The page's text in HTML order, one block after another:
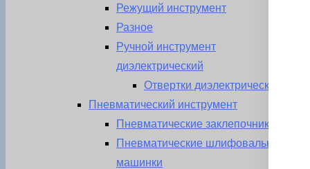
Режущий инструмент
Разное
Ручной инструмент
диэлектрический
Отвертки диэлектрические
Пневматический инструмент
Пневматические заклепочники
Пневматические шлифовальные
машинки